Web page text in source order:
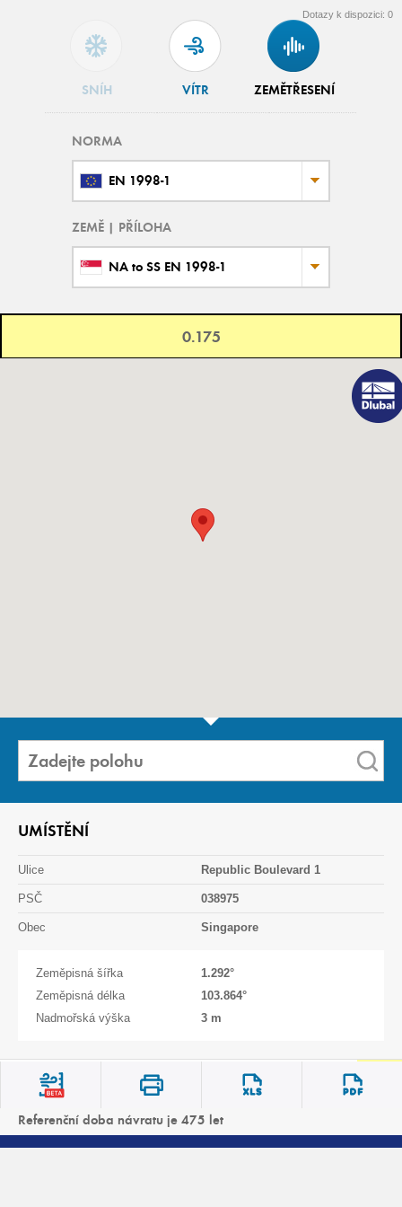
NORMA
EN 1998-1
ZEMĚ | PŘÍLOHA
NA to SS EN 1998-1
SNÍH VÍTR ZEMĚTŘESENÍ
Dotazy k dispozici: 0
0.175
UMÍSTĚNÍ
Ulice Republic Boulevard 1
PSČ 038975
Obec Singapore
Zeměpisná šířka 1.292°
Zeměpisná délka
103.864°
Nadmořská výška
3 m
gRv m/s 0.175
Referenční doba návratu je 475 let